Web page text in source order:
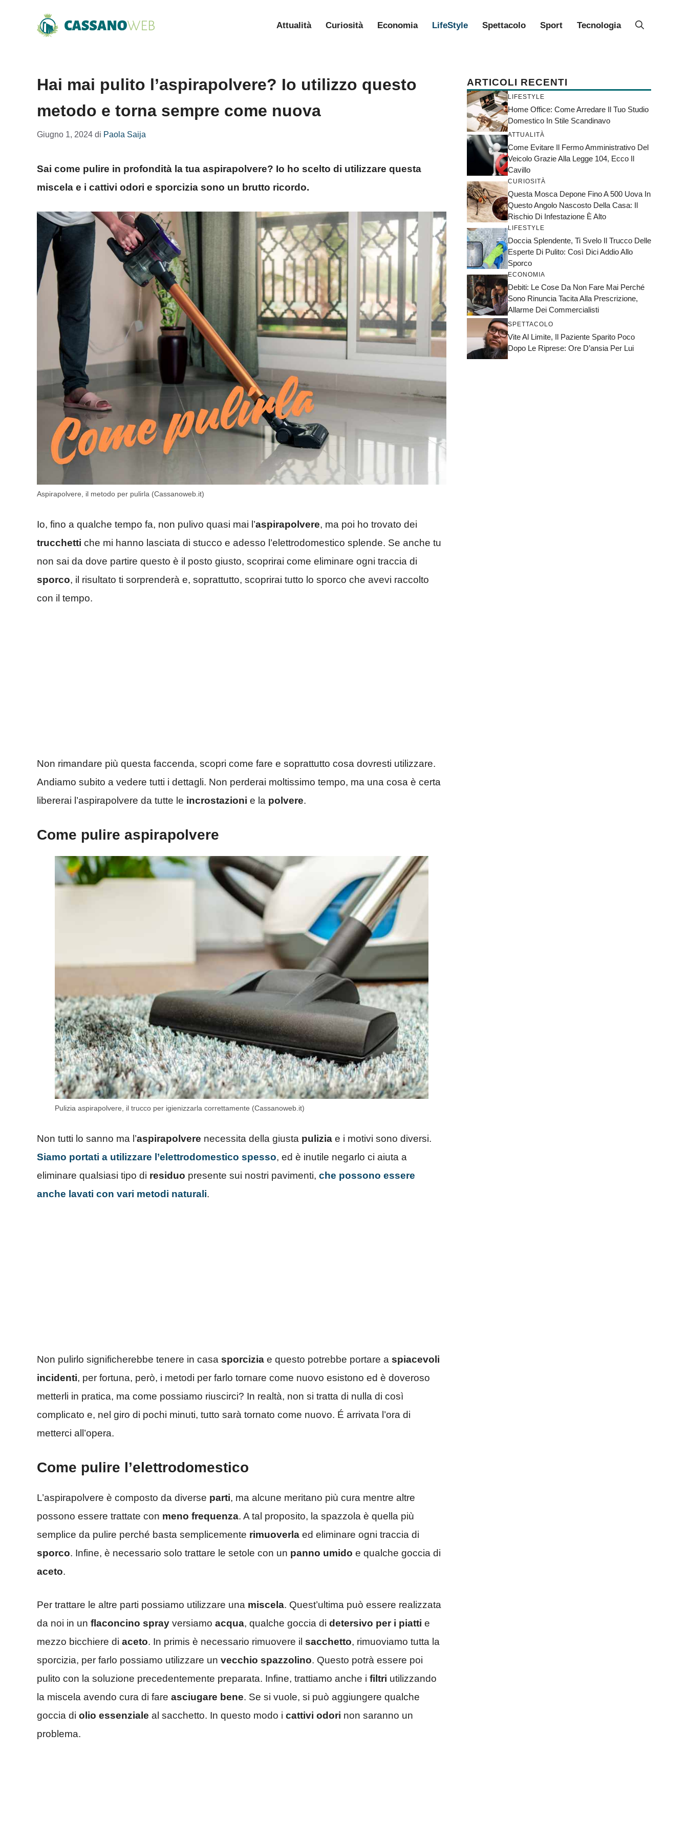
Attualità Curiosità Economia LifeStyle Spettacolo Sport Tecnologia
Hai mai pulito l’aspirapolvere? Io utilizzo questo
metodo e torna sempre come nuova
Giugno 1, 2024 di Paola Saija
Sai come pulire in profondità la tua aspirapolvere? Io ho scelto di utilizzare questa
miscela e i cattivi odori e sporcizia sono un brutto ricordo.
Aspirapolvere, il metodo per pulirla (Cassanoweb.it)
Io, fino a qualche tempo fa, non pulivo quasi mai l’aspirapolvere, ma poi ho trovato dei
trucchetti che mi hanno lasciata di stucco e adesso l’elettrodomestico splende. Se anche tu
non sai da dove partire questo è il posto giusto, scoprirai come eliminare ogni traccia di
sporco, il risultato ti sorprenderà e, soprattutto, scoprirai tutto lo sporco che avevi raccolto
con il tempo.
Non rimandare più questa faccenda, scopri come fare e soprattutto cosa dovresti utilizzare.
Andiamo subito a vedere tutti i dettagli. Non perderai moltissimo tempo, ma una cosa è certa
libererai l’aspirapolvere da tutte le incrostazioni e la polvere.
Come pulire aspirapolvere
Pulizia aspirapolvere, il trucco per igienizzarla correttamente (Cassanoweb.it)
Non tutti lo sanno ma l’aspirapolvere necessita della giusta pulizia e i motivi sono diversi.
Siamo portati a utilizzare l’elettrodomestico spesso, ed è inutile negarlo ci aiuta a
eliminare qualsiasi tipo di residuo presente sui nostri pavimenti, che possono essere
anche lavati con vari metodi naturali.
Non pulirlo significherebbe tenere in casa sporcizia e questo potrebbe portare a spiacevoli
incidenti, per fortuna, però, i metodi per farlo tornare come nuovo esistono ed è doveroso
metterli in pratica, ma come possiamo riuscirci? In realtà, non si tratta di nulla di così
complicato e, nel giro di pochi minuti, tutto sarà tornato come nuovo. É arrivata l’ora di
metterci all’opera.
Come pulire l’elettrodomestico
L’aspirapolvere è composto da diverse parti, ma alcune meritano più cura mentre altre
possono essere trattate con meno frequenza. A tal proposito, la spazzola è quella più
semplice da pulire perché basta semplicemente rimuoverla ed eliminare ogni traccia di
sporco. Infine, è necessario solo trattare le setole con un panno umido e qualche goccia di
aceto.
Per trattare le altre parti possiamo utilizzare una miscela. Quest’ultima può essere realizzata
da noi in un flaconcino spray versiamo acqua, qualche goccia di detersivo per i piatti e
mezzo bicchiere di aceto. In primis è necessario rimuovere il sacchetto, rimuoviamo tutta la
sporcizia, per farlo possiamo utilizzare un vecchio spazzolino. Questo potrà essere poi
pulito con la soluzione precedentemente preparata. Infine, trattiamo anche i filtri utilizzando
la miscela avendo cura di fare asciugare bene. Se si vuole, si può aggiungere qualche
goccia di olio essenziale al sacchetto. In questo modo i cattivi odori non saranno un
problema.
ARTICOLI RECENTI
LIFESTYLE
Home Office: Come Arredare Il Tuo Studio
Domestico In Stile Scandinavo
ATTUALITÀ
Come Evitare Il Fermo Amministrativo Del
Veicolo Grazie Alla Legge 104, Ecco Il
Cavillo
CURIOSITÀ
Questa Mosca Depone Fino A 500 Uova In
Questo Angolo Nascosto Della Casa: Il
Rischio Di Infestazione È Alto
LIFESTYLE
Doccia Splendente, Ti Svelo Il Trucco Delle
Esperte Di Pulito: Così Dici Addio Allo
Sporco
ECONOMIA
Debiti: Le Cose Da Non Fare Mai Perché
Sono Rinuncia Tacita Alla Prescrizione,
Allarme Dei Commercialisti
SPETTACOLO
Vite Al Limite, Il Paziente Sparito Poco
Dopo Le Riprese: Ore D’ansia Per Lui